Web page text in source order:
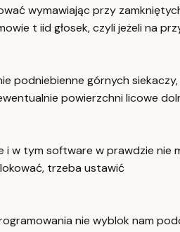
wymawiając przy
t iid głosek, czyli jeżeli na
podniebienne górnych
powierzchni licowe
tym software w prawdzie
trzeba ustawić
nie wyblok nam